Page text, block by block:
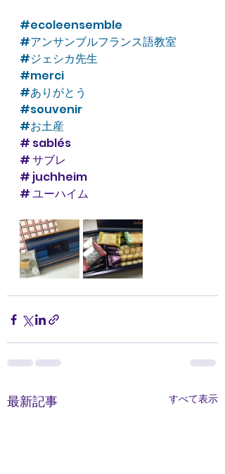
#ecoleensemble
#アンサンブルフランス語教室
#ジェシカ先生
#merci
#ありがとう
#souvenir
#お土産
# sablés
# サブレ
# juchheim
# ユーハイム
最新記事 すべて表示